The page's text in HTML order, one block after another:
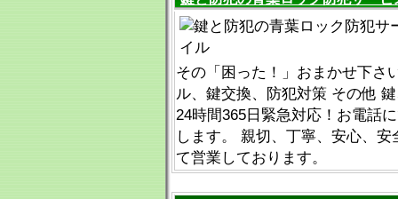
その「困った！」おまかせ下さ
ル、鍵交換、防犯対策 その他
24時間365日緊急対応！お電話
します。 親切、丁寧、安心、
て営業しております。